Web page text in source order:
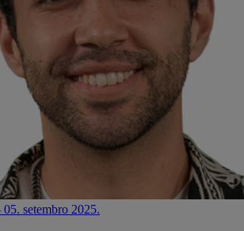
05. setembro 2025.